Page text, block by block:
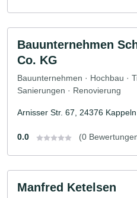
Bauunternehmen
Co. KG
Bauunternehmen · Hochbau ·
Sanierungen · Renovierung
Arnisser Str. 67, 24376 Kappeln
0.0 (0
Manfred Ketelsen